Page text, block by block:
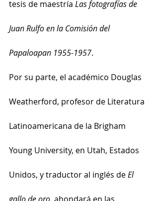
tesis de maestría Las fotografías de
Juan Rulfo en la Comisión del
Papaloapan 1955-1957.
Por su parte, el académico Douglas
Weatherford, profesor de Literatura
Latinoamericana de la Brigham
Young University, en Utah, Estados
Unidos, y traductor al inglés de El